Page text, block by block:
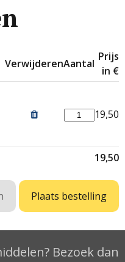
VerwijderenAantal
Prijs
in €
19,50
19,50
Bezoek dan